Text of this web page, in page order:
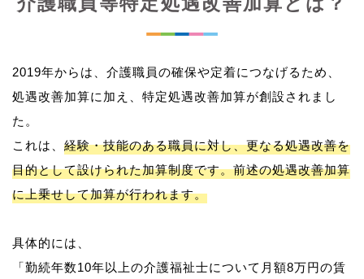
2019年からは、介護職員の確保や定着につなげるため、
処遇改善加算に加え、特定処遇改善加算が創設されまし
た。
これは、 経験・技能のある職員に対し、更なる処遇改善を
目的として設けられた加算制度です。前述の処遇改善加算
に上乗せして加算が行われます。
具体的には、
「勤続年数10年以上の介護福祉士について月額8万円の賃